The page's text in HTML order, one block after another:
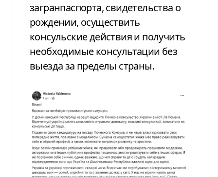
загранпаспорта, свидетельства о
рождении, осуществить
консульские действия и получить
необходимые консультации без
выезда за пределы страны.